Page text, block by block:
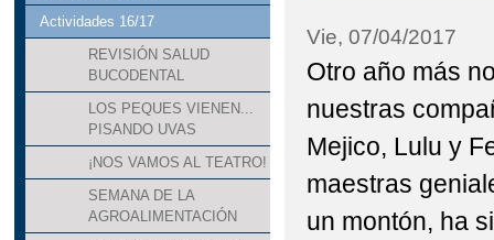
Actividades 16/17
REVISIÓN SALUD
BUCODENTAL
LOS PEQUES VIENEN...
PISANDO UVAS
¡NOS VAMOS AL TEATRO!
SEMANA DE LA
AGROALIMENTACIÓN
Vie, 07/04/2017
Otro año más
nuestras
Mejico, Lulu y
maestras
un montón, ha